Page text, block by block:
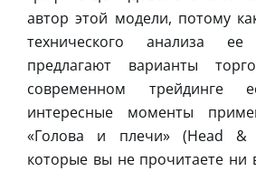
автор этой модели, потому
технического анализа
предлагают варианты
современном трейдинге
интересные моменты
«Голова и плечи» (Head &
которые вы не прочитаете ни